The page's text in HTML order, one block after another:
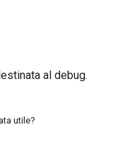
al debug.
utile?